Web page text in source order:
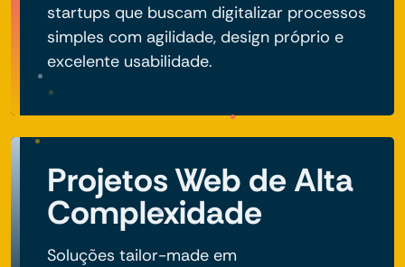
startups que buscam digitalizar processos
simples com agilidade, design próprio e
excelente usabilidade.
Projetos Web de Alta
Complexidade
Soluções tailor-made em